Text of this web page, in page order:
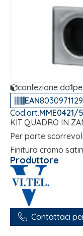
confezione da1
EAN
Cod.art.MME0421/
KIT QUADRO IN
Per porte
Finitura cromo
Produttore
Contattaci